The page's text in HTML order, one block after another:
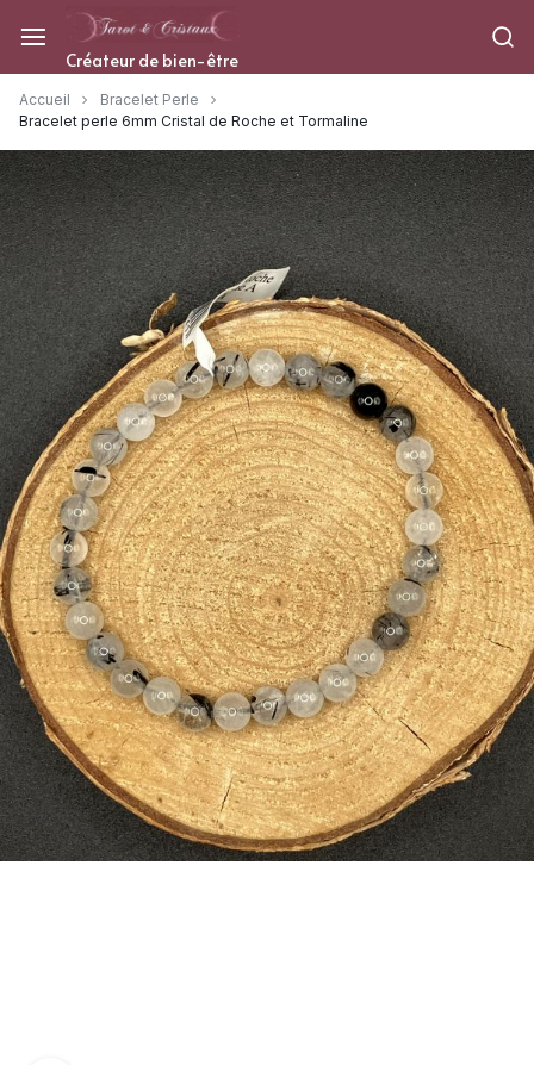
à/au
contenu
Créateur de bien-être
Accueil
Bracelet Perle
Bracelet perle 6mm Cristal de Roche et Tormaline